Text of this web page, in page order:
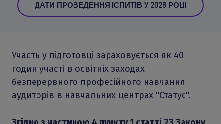
ДАТИ ПРОВЕДЕННЯ ІСПИТІВ У 2026 РОЦІ
Участь у підготовці зараховується як 40
годин участі в освітніх заходах
безперервного професійного навчання
аудиторів в навчальних центрах "Статус".